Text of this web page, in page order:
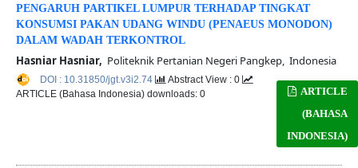
PENGARUH PARTIKEL LUMPUR TERHADAP TINGKAT
KONSUMSI PAKAN UDANG WINDU (PENAEUS MONODON)
DALAM WADAH TERKONTROL
Hasniar Hasniar, Politeknik Pertanian Negeri Pangkep, Indonesia
ARTICLE
(BAHASA
INDONESIA)
DOI : 10.31850/jgt.v3i2.74
Abstract View : 0
ARTICLE (Bahasa Indonesia) downloads: 0